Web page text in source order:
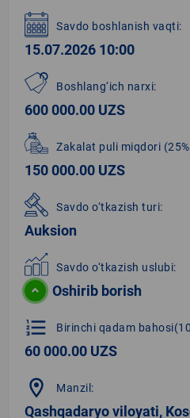
Savdo boshlanish vaqti:
15.07.2026 10:00
Boshlang‘ich narxi:
600 000.00 UZS
Zakalat puli miqdori
150 000.00 UZS
Savdo o‘tkazish turi:
Auksion
Savdo o‘tkazish uslubi:
Oshirib borish
format_list_numbered Birinchi qadam
60 000.00 UZS
location_on Manzil:
Qashqadaryo viloyati,